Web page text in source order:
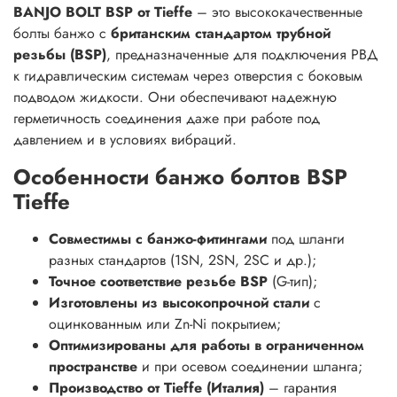
BANJO BOLT BSP от Tieffe – это высококачественные
болты банжо с британским стандартом трубной
резьбы (BSP), предназначенные для подключения РВД
к гидравлическим системам через отверстия с боковым
подводом жидкости. Они обеспечивают надежную
герметичность соединения даже при работе под
давлением и в условиях вибраций.
Особенности банжо болтов BSP
Tieffe
Совместимы с банжо-фитингами под шланги
разных стандартов (1SN, 2SN, 2SC и др.);
Точное соответствие резьбе BSP (G-тип);
Изготовлены из высокопрочной стали с
оцинкованным или Zn-Ni покрытием;
Оптимизированы для работы в ограниченном
пространстве и при осевом соединении шланга;
Производство от Tieffe (Италия) – гарантия